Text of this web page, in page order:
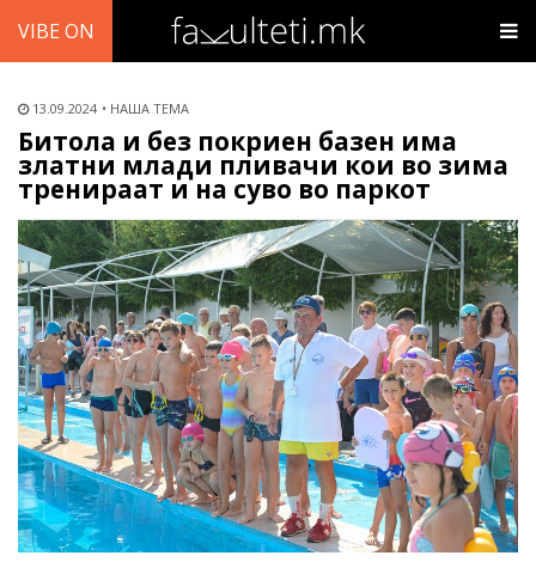
VIBE ON
13.09.2024 НАША ТЕМА
Битола и без покриен базен има
златни млади пливачи кои во зима
тренираат и на суво во паркот